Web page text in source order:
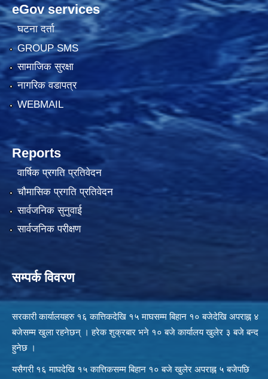
eGov services
घटना दर्ता
GROUP SMS
सामाजिक सुरक्षा
नागरिक वडापत्र
WEBMAIL
Reports
वार्षिक प्रगति प्रतिवेदन
चौमासिक प्रगति प्रतिवेदन
सार्वजनिक सुनुवाई
सार्वजनिक परीक्षण
सम्पर्क विवरण
सरकारी कार्यालयहरु १६ कात्तिकदेखि १५ माघसम्म बिहान १० बजेदेखि अपराह्न ४
बजेसम्म खुला रहनेछन् । हरेक शुक्रबार भने १० बजे कार्यालय खुलेर ३ बजे बन्द
हुनेछ ।
यसैगरी १६ माघदेखि १५ कात्तिकसम्म बिहान १० बजे खुलेर अपराह्न ५ बजेपछि